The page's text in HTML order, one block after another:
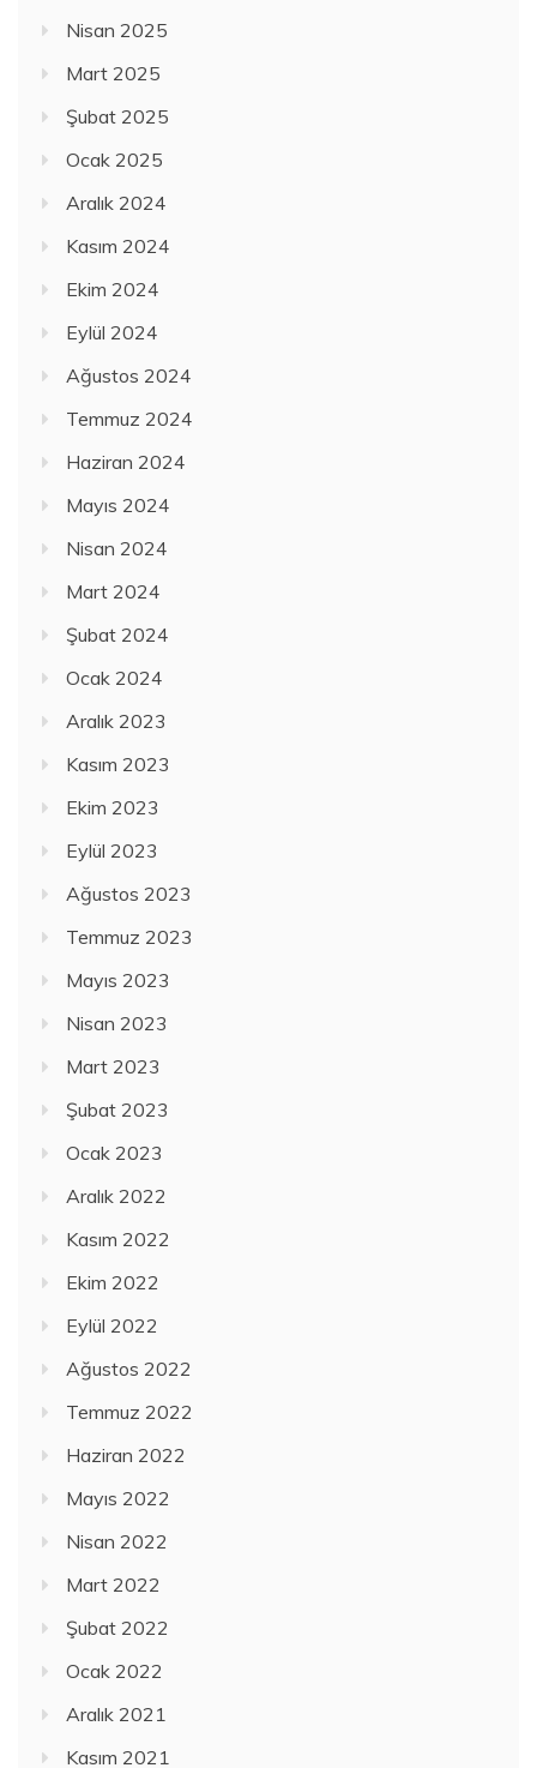
Nisan 2025
Mart 2025
Şubat 2025
Ocak 2025
Aralık 2024
Kasım 2024
Ekim 2024
Eylül 2024
Ağustos 2024
Temmuz 2024
Haziran 2024
Mayıs 2024
Nisan 2024
Mart 2024
Şubat 2024
Ocak 2024
Aralık 2023
Kasım 2023
Ekim 2023
Eylül 2023
Ağustos 2023
Temmuz 2023
Mayıs 2023
Nisan 2023
Mart 2023
Şubat 2023
Ocak 2023
Aralık 2022
Kasım 2022
Ekim 2022
Eylül 2022
Ağustos 2022
Temmuz 2022
Haziran 2022
Mayıs 2022
Nisan 2022
Mart 2022
Şubat 2022
Ocak 2022
Aralık 2021
Kasım 2021